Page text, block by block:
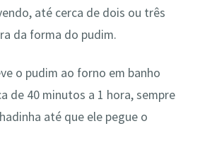
até cerca de dois ou três
da forma do pudim.
o pudim ao forno em banho
de 40 minutos a 1 hora, sempre
até que ele pegue o